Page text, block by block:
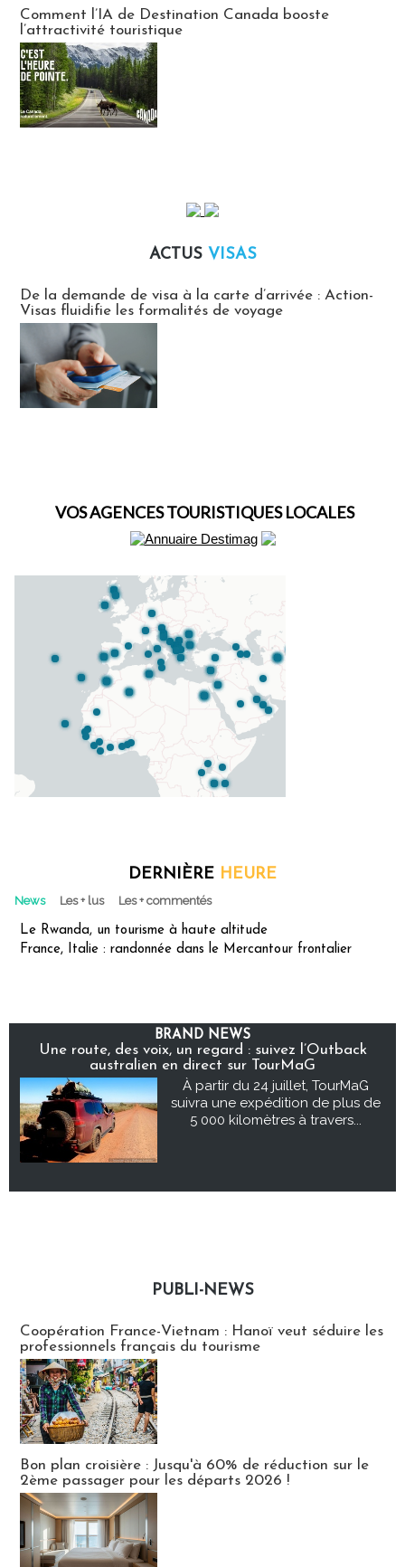
Comment l’IA de Destination Canada booste
l’attractivité touristique
ACTUS VISAS
De la demande de visa à la carte d’arrivée : Action-
Visas fluidifie les formalités de voyage
VOS AGENCES TOURISTIQUES LOCALES
DERNIÈRE HEURE
News Les + lus Les + commentés
Le Rwanda, un tourisme à haute altitude
France, Italie : randonnée dans le Mercantour frontalier
BRAND NEWS
Une route, des voix, un regard : suivez l’Outback
australien en direct sur TourMaG
À partir du 24 juillet, TourMaG
suivra une expédition de plus de
5 000 kilomètres à travers...
PUBLI-NEWS
Coopération France-Vietnam : Hanoï veut séduire les
professionnels français du tourisme
Bon plan croisière : Jusqu'à 60% de réduction sur le
2ème passager pour les départs 2026 !